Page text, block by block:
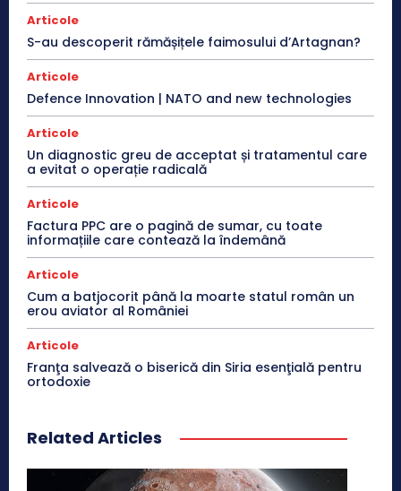
Articole
S-au descoperit rămășițele faimosului d’Artagnan?
Articole
Defence Innovation | NATO and new technologies
Articole
Un diagnostic greu de acceptat și tratamentul care
a evitat o operație radicală
Articole
Factura PPC are o pagină de sumar, cu toate
informațiile care contează la îndemână
Articole
Cum a batjocorit până la moarte statul român un
erou aviator al României
Articole
Franţa salvează o biserică din Siria esenţială pentru
ortodoxie
Related Articles